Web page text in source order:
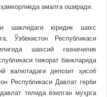
амалга оширади.
шаклидаги юридик шахс
Ўзбекистон Республикаси
шахсий ғазначилик
тижорат банкларида
валютадаги депозит ҳисоб
Республикаси Давлат герби
тилида ёзилган муҳрга